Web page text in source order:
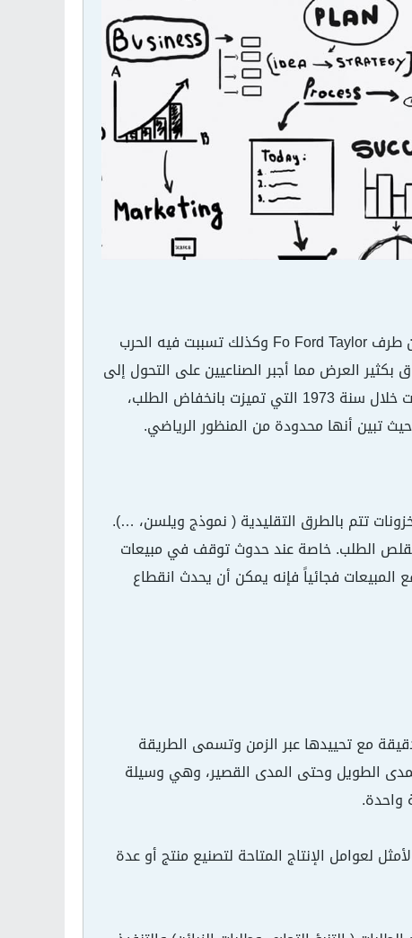
الصناعة عرفت تحولين مهمين منذ نشأتها في القرن العشرين، الأولى تم توضيحه من طرف Fo Ford Taylor وكذلك تسببت فيه الحرب
بكثير العرض مما أجبر الصناعيين على التحول إلى
الإنتاج بحصص كبيرة لتلبية الطلب المتزايد . التحول الثاني كان خلال الأزمة التي وقعت خلال سنة 1973 التي تميزت بانخفاض الطلب،
تبين أنها محدودة من المنظور الرياضي.
تتم بالطرق التقليدية ( نموذج ويلسن، …).
الطلب. خاصة عند حدوث توقف في مبيعات
المبيعات فجائياً فإنه يمكن أن يحدث انقطاع
مع تحييدها عبر الزمن وتسمى الطريقة
الطويل وحتى المدى القصير، وهي وسيلة
واحدة.
لعوامل الإنتاج المتاحة لتصنيع منتج أو عدة